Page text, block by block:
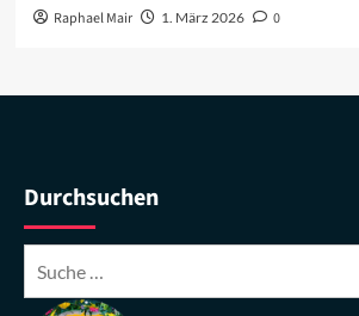
Raphael Mair 1. März 2026 0
Durchsuchen